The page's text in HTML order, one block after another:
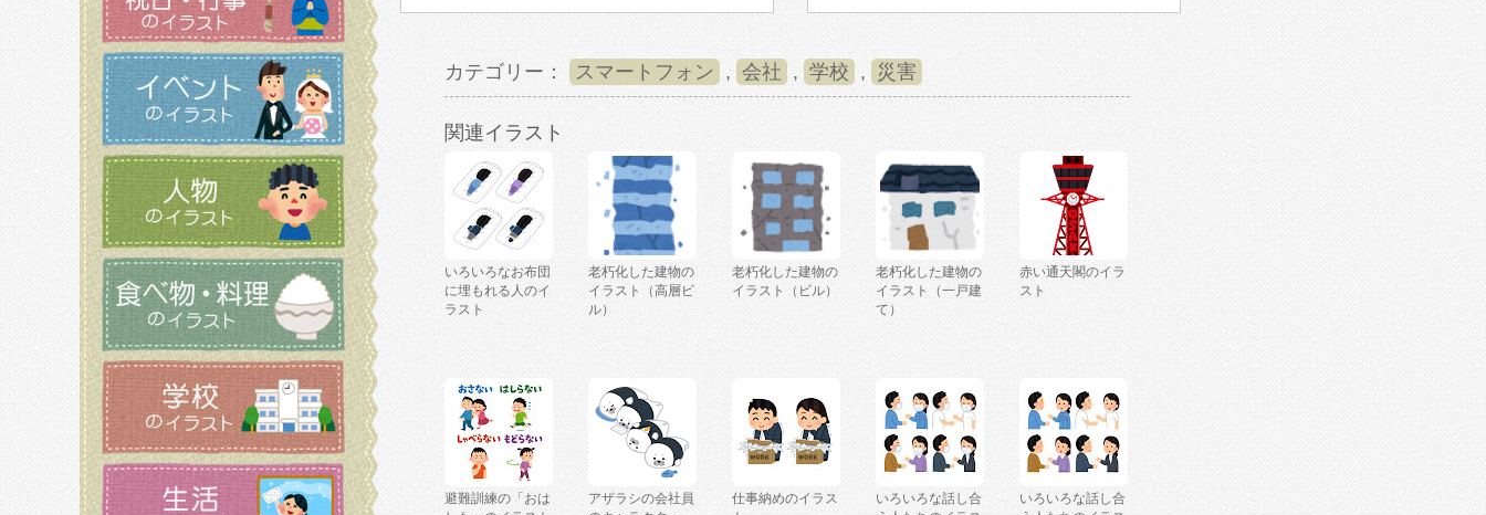
カテゴリー： スマートフォン , 会社 , 学校 , 災害
関連イラスト
いろいろなお布団
に埋もれる人のイ
ラスト
老朽化した建物の
イラスト（高層ビ
ル）
老朽化した建物の
イラスト（ビル）
老朽化した建物の
イラスト（一戸建
て）
赤い通天閣のイラ
スト
避難訓練の「おは
アザラシの会社員
仕事納めのイラス
いろいろな話し合
いろいろな話し合